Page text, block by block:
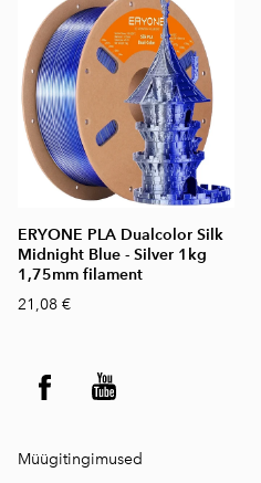
ERYONE PLA Dualcolor Silk
Midnight Blue - Silver 1kg
1,75mm filament
21,08 €
Müügitingimused